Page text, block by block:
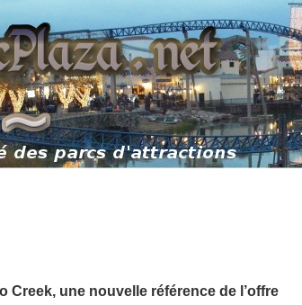
Creek, une nouvelle référence de l’offre